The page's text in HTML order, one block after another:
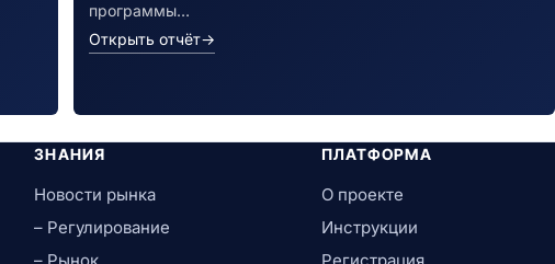
программы…
Открыть отчёт→
ЗНАНИЯ
Новости рынка
– Регулирование
ПЛАТФОРМА
О проекте
Инструкции